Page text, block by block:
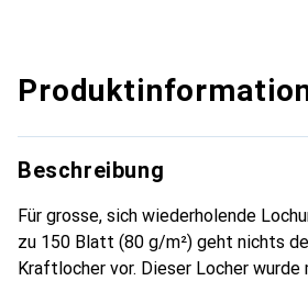
Beschreibung
Für grosse, sich wiederholende
zu 150 Blatt (80 g/m²) geht nichts
Kraftlocher vor. Dieser Locher wurde